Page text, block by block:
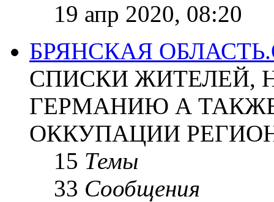
19 апр 2020, 08:20
БРЯНСКАЯ
СПИСКИ ЖИТЕЛЕЙ,
ГЕРМАНИЮ А
ОККУПАЦИИ
15 Темы
33 Сообщения